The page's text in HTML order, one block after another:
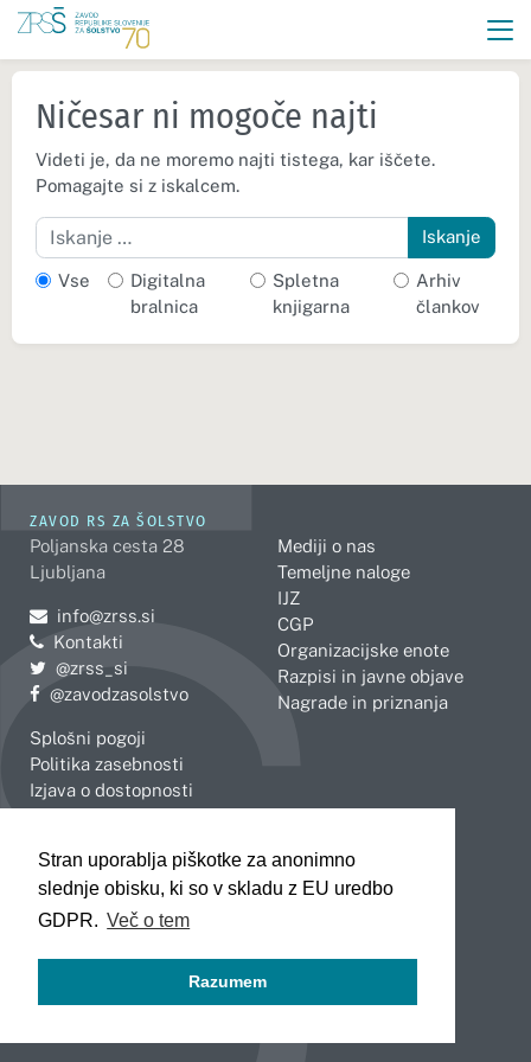
Stran uporablja piškotke za anonimno
slednje obisku, ki so v skladu z EU uredbo
GDPR. Več o tem
Razumem
Ničesar ni mogoče najti
Videti je, da ne moremo najti tistega, kar iščete.
Pomagajte si z iskalcem.
Iskanje
Vse
Digitalna
bralnica
Spletna
knjigarna
Arhiv
člankov
ZAVOD RS ZA ŠOLSTVO
Poljanska cesta 28
Ljubljana
Pošljite e-mail na
info@zrss.si
Kontakti
Pojdite na Twitter:
@zrss_si
Pojdite na Facebook:
@zavodzasolstvo
Splošni pogoji
Politika zasebnosti
Izjava o dostopnosti
Mediji o nas
Temeljne naloge
IJZ
CGP
Organizacijske enote
Razpisi in javne objave
Nagrade in priznanja
Celje
Koper
Kranj
Novo mesto
Slovenj Gradec